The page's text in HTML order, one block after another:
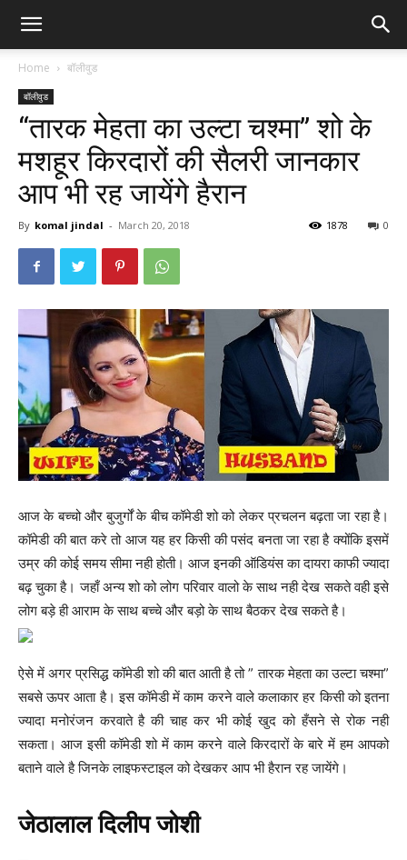
Home बॉलीवुड
बॉलीवुड
“तारक मेहता का उल्टा चश्मा” शो के
मशहूर किरदारों की सैलरी जानकार
आप भी रह जायेंगे हैरान
By komal jindal - March 20, 2018 0
1878
आज के बच्चो और बुजुर्गों के बीच कॉमेडी शो को लेकर प्रचलन बढ़ता जा रहा है।
कॉमेडी की बात करे तो आज यह हर किसी की पसंद बनता जा रहा है क्योंकि इसमें
उम्र की कोई समय सीमा नही होती। आज इनकी ऑडियंस का दायरा काफी ज्यादा
बढ़ चुका है। जहाँ अन्य शो को लोग परिवार वालो के साथ नही देख सकते वही इसे
लोग बड़े ही आराम के साथ बच्चे और बड़ो के साथ बैठकर देख सकते है।
ऐसे में अगर प्रसिद्ध कॉमेडी शो की बात आती है तो ” तारक मेहता का उल्टा चश्मा”
सबसे ऊपर आता है। इस कॉमेडी में काम करने वाले कलाकार हर किसी को इतना
ज्यादा मनोरंजन करवाते है की चाह कर भी कोई खुद को हँसने से रोक नही
सकता। आज इसी कॉमेडी शो में काम करने वाले किरदारों के बारे में हम आपको
बताने वाले है जिनके लाइफस्टाइल को देखकर आप भी हैरान रह जायेंगे।
जेठालाल दिलीप जोशी